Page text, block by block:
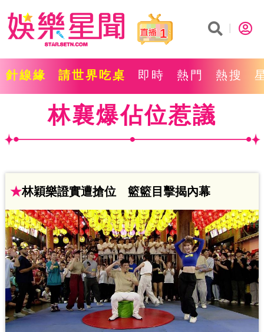
1
針線緣 請世界吃桌 即時 熱門 熱搜
林襄爆佔位惹議
★林穎樂證實遭搶位 籃籃目擊揭內幕